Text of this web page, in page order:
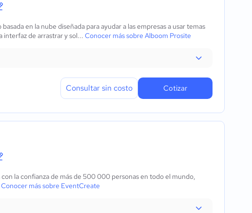
en la nube diseñada para ayudar a las empresas a usar temas
interfaz de arrastrar y sol... Conocer más sobre Alboom Prosite
Consultar sin costo Cotizar
la confianza de más de 500 000 personas en todo el mundo,
Conocer más sobre EventCreate